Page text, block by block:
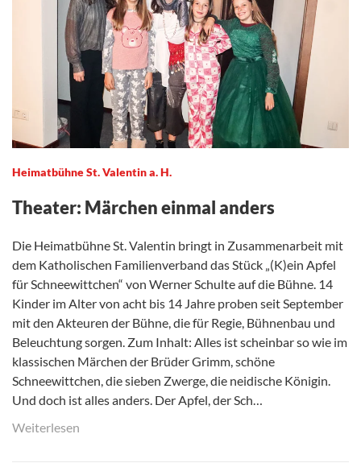
Heimatbühne St. Valentin a. H.
Theater: Märchen einmal anders
Die Heimatbühne St. Valentin bringt in Zusammenarbeit mit
dem Katholischen Familienverband das Stück „(K)ein Apfel
für Schneewittchen“ von Werner Schulte auf die Bühne. 14
Kinder im Alter von acht bis 14 Jahre proben seit September
mit den Akteuren der Bühne, die für Regie, Bühnenbau und
Beleuchtung sorgen. Zum Inhalt: Alles ist scheinbar so wie im
klassischen Märchen der Brüder Grimm, schöne
Schneewittchen, die sieben Zwerge, die neidische Königin.
Und doch ist alles anders. Der Apfel, der Sch…
Weiterlesen